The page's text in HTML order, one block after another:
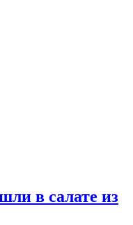
в салате из